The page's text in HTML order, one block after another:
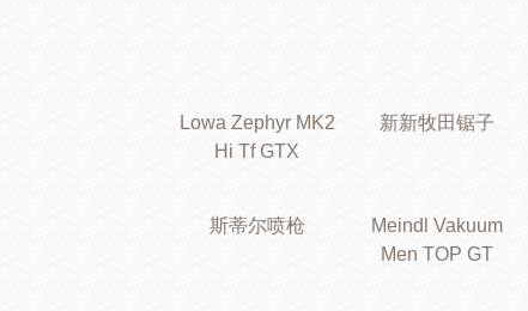
Lowa Zephyr MK2
Hi Tf GTX
新新牧田锯子
斯蒂尔喷枪
Meindl Vakuum
Men TOP GT